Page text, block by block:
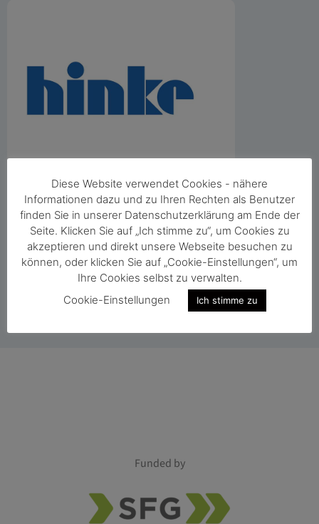
Kontakt:
Frankenburgerstraße 2
4870 Vöcklamarkt
T: +43 7682 3660-0
http://www.hinke.com
Funded by
Diese Website verwendet Cookies - nähere
Informationen dazu und zu Ihren Rechten als Benutzer
finden Sie in unserer Datenschutzerklärung am Ende der
Seite. Klicken Sie auf „Ich stimme zu“, um Cookies zu
akzeptieren und direkt unsere Webseite besuchen zu
können, oder klicken Sie auf „Cookie-Einstellungen“, um
Ihre Cookies selbst zu verwalten.
Cookie-Einstellungen
Ich stimme zu